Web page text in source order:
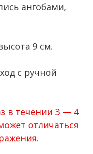
ангобами,
9 см.
с ручной
в течении 3 — 4
отличаться